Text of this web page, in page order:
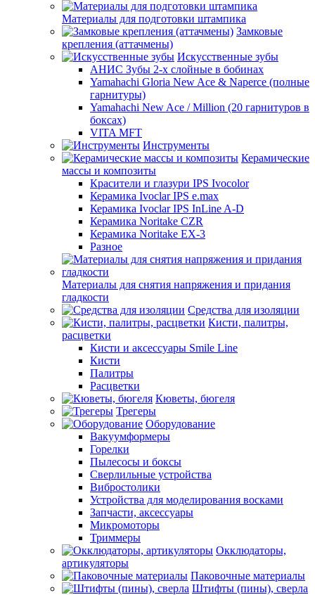
Материалы для подготовки штампика
Замковые
крепления (аттачмены)
Искусственные зубы
АНИС Зубы 2-х слойные в бобинах
Yamahachi Gloria New Ace & Naperce (полные
гарнитуры)
Yamahachi New Ace / Million (20 гарнитуров в
боксах)
VITA MFT
Инструменты
Керамические
массы и композиты
Красители и глазури IPS Ivocolor
Керамика Ivoclar IPS e.max
Керамика Ivoclar IPS InLine A-D
Керамика Noritake CZR
Керамика Noritake EX-3
Разное
Материалы для снятия напряжения и придания
гладкости
Средства для изоляции
Кисти, палитры,
расцветки
Кисти и аксессуары Smile Line
Кисти
Палитры
Расцветки
Кюветы, бюгеля
Трегеры
Оборудование
Вакуумформеры
Горелки
Пылесосы и боксы
Сверлильные устройства
Вибростолики
Устройства для моделирования восками
Запчасти, аксессуары
Микромоторы
Триммеры
Окклюдаторы,
артикуляторы
Паковочные материалы
Штифты (пины), сверла